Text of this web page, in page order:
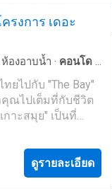
ปนิกชื่อดังอย่าง
ห้คุณได้สัมผัสสเน่ห์
เฉวง หาดที่ขึ้นชื่อ
Village"
ามเป็นอยู่ของผู้คน
รงการคุณภาพที่จะ
หนือระดับ พร้อม
สมุย ดูโอ้) ตั้งอยู่ที่
เกาะสมุย
อบด้วยยูนิตพักอาศัย
รงการ เดอะ
ห้องอาบน้ำ · คอนโด
ณ์ ·
ครัวแบบผสม
วิดีโอ · ที่จอดรถ·สวน
ยไปกับ "The Bay"
ณไปเต็มที่กับชีวิต
าะสมุย" เป็นที่
ดำน้ำ ดูปะการัง เดิน
ทิตย์ตกดิน แต่หาก
รารับประกันได้เลย
ดูรายละเอียด